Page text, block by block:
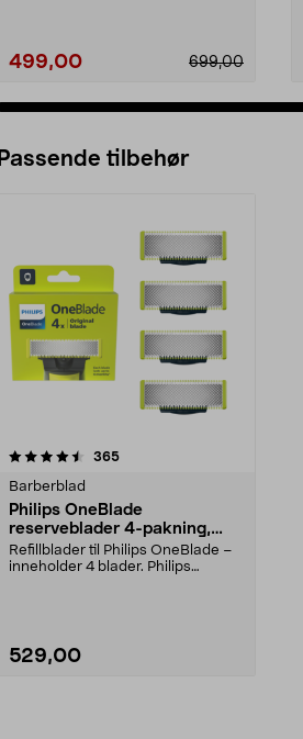
499,00 699,00
Passende tilbehør
365anmeldelser
Barberblad
Philips OneBlade
reserveblader 4-pakning,
QP240/50
Refillblader til Philips OneBlade –
inneholder 4 blader. Philips
529,00